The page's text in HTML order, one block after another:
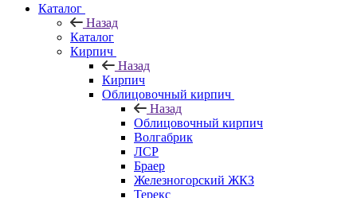
Каталог
Назад
Каталог
Кирпич
Назад
Кирпич
Облицовочный кирпич
Назад
Облицовочный кирпич
Волгабрик
ЛСР
Браер
Железногорский ЖКЗ
Терекс